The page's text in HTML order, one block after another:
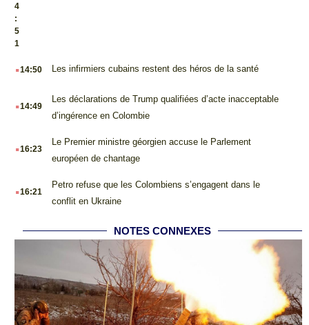
4
:
5
1
.14:50 Les infirmiers cubains restent des héros de la santé
.14:49
Les déclarations de Trump qualifiées d’acte inacceptable
d’ingérence en Colombie
.16:23
Le Premier ministre géorgien accuse le Parlement
européen de chantage
.16:21
Petro refuse que les Colombiens s’engagent dans le
conflit en Ukraine
NOTES CONNEXES